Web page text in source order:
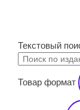
Текстовый
Товар формат